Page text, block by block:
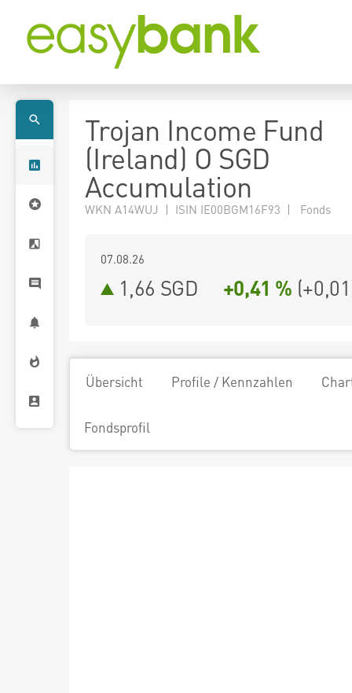
Trojan Income Fund
(Ireland) O SGD
Accumulation
WKN A14WUJ | ISIN IE00BGM16F93 | Fonds
07.08.26
1,66 SGD +0,41 % (+0,01
Übersicht Profile / Kennzahlen
Fondsprofil